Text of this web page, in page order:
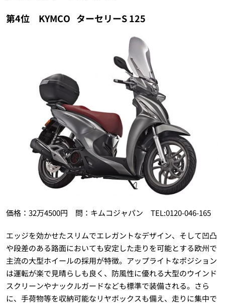
第4位 KYMCO ターセリーS 125
価格：32万4500円 問：キムコジャパン TEL:0120-046-165
エッジを効かせたスリムでエレガントなデザイン、そして凹凸
や段差のある路面においても安定した走りを可能とする欧州で
主流の大型ホイールの採用が特徴。アップライトなポジション
は運転が楽で見晴らしも良く、防風性に優れる大型のウインド
スクリーンやナックルガードなども標準で装備される。さら
に、手荷物等を収納可能なリヤボックスも備え、走りに集中で